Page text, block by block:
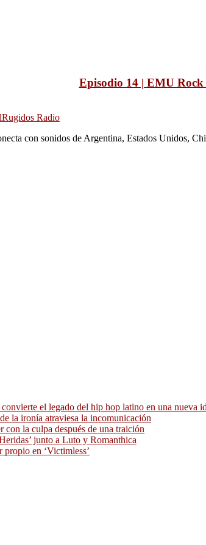
Episodio 14 | EMU
Rugidos Radio
con sonidos de Argentina, Estados Unidos,
el legado del hip hop latino en una nueva
la ironía atraviesa la incomunicación
con la culpa después de una traición
junto a Luto y Romanthica
en ‘Victimless’